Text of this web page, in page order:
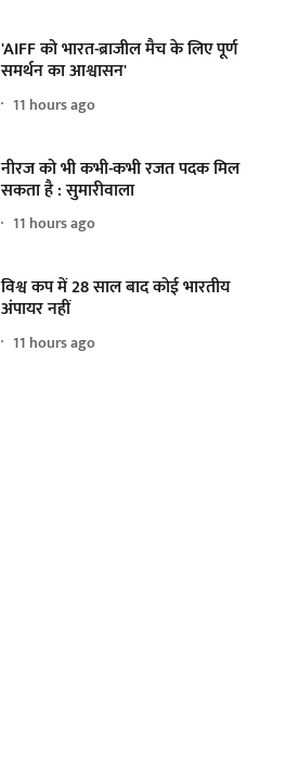
'AIFF को भारत-ब्राजील मैच के लिए पूर्ण
समर्थन का आश्वासन'
11 hours ago
नीरज को भी कभी-कभी रजत पदक मिल
सकता है : सुमारीवाला
11 hours ago
विश्व कप में 28 साल बाद कोई भारतीय
अंपायर नहीं
11 hours ago